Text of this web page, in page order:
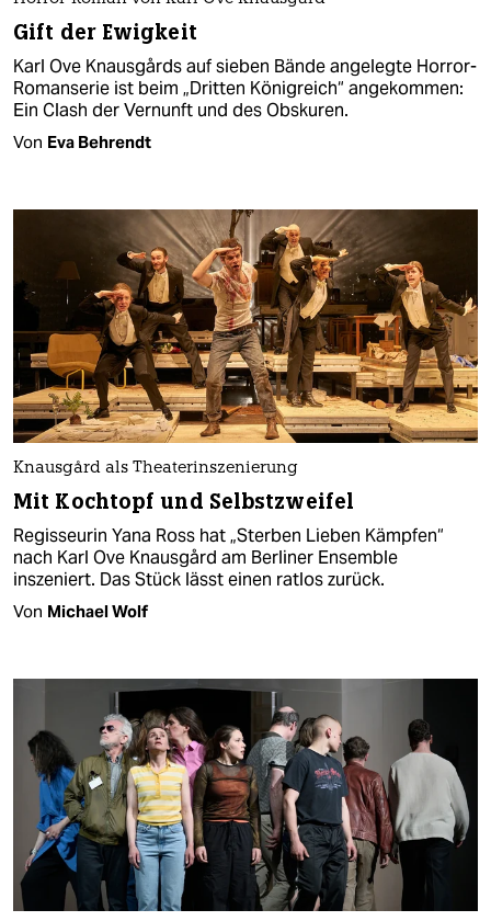
Gift der Ewigkeit
Karl Ove Knausgårds auf sieben Bände angelegte Horror-
Romanserie ist beim „Dritten Königreich“ angekommen:
Ein Clash der Vernunft und des Obskuren.
Von Eva Behrendt
Knausgård als Theaterinszenierung
Mit Kochtopf und Selbstzweifel
Regisseurin Yana Ross hat „Sterben Lieben Kämpfen“
nach Karl Ove Knausgård am Berliner Ensemble
inszeniert. Das Stück lässt einen ratlos zurück.
Von Michael Wolf